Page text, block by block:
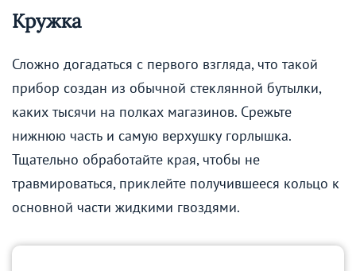
Кружка
Сложно догадаться с первого взгляда, что такой
прибор создан из обычной стеклянной бутылки,
каких тысячи на полках магазинов. Срежьте
нижнюю часть и самую верхушку горлышка.
Тщательно обработайте края, чтобы не
травмироваться, приклейте получившееся кольцо к
основной части жидкими гвоздями.